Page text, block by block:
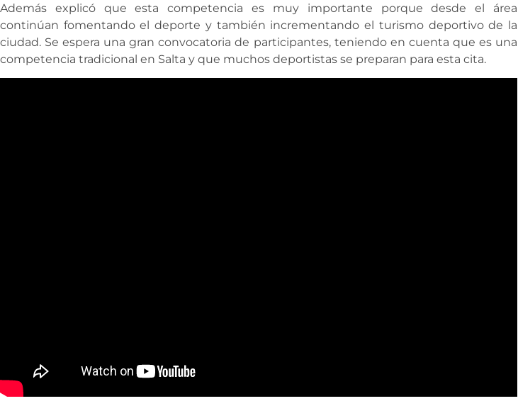
Además explicó que esta competencia es muy importante porque desde el área
continúan fomentando el deporte y también incrementando el turismo deportivo de la
ciudad. Se espera una gran convocatoria de participantes, teniendo en cuenta que es una
competencia tradicional en Salta y que muchos deportistas se preparan para esta cita.